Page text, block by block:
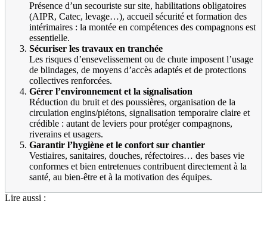
Présence d’un secouriste sur site, habilitations obligatoires
(AIPR, Catec, levage…), accueil sécurité et formation des
intérimaires : la montée en compétences des compagnons est
essentielle.
Sécuriser les travaux en tranchée
Les risques d’ensevelissement ou de chute imposent l’usage
de blindages, de moyens d’accès adaptés et de protections
collectives renforcées.
Gérer l’environnement et la signalisation
Réduction du bruit et des poussières, organisation de la
circulation engins/piétons, signalisation temporaire claire et
crédible : autant de leviers pour protéger compagnons,
riverains et usagers.
Garantir l’hygiène et le confort sur chantier
Vestiaires, sanitaires, douches, réfectoires… des bases vie
conformes et bien entretenues contribuent directement à la
santé, au bien-être et à la motivation des équipes.
Lire aussi :